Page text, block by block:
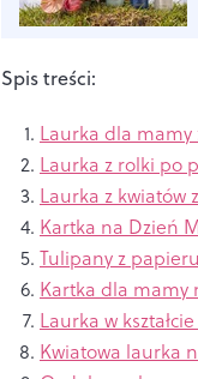
Spis treści:
Laurka dla
Laurka z rolki po
Laurka z kwiatów
Kartka na Dzień
Tulipany z papieru
Kartka dla mamy
Laurka w
Kwiatowa laurka